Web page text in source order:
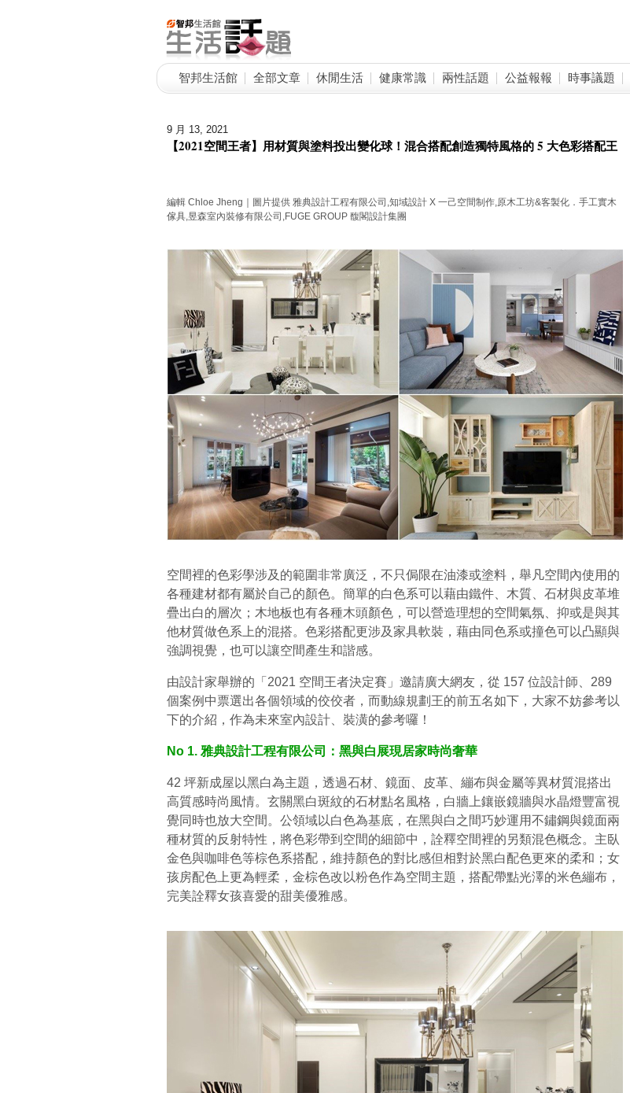
智邦生活館 全部文章 休閒生活 健康常識 兩性話題 公益報報 時事議題
9 月 13, 2021
【2021空間王者】用材質與塗料投出變化球！混合搭配創造獨特風格的 5 大色彩搭配王
編輯 Chloe Jheng｜圖片提供 雅典設計工程有限公司,知域設計 X 一己空間制作,原木工坊&客製化．手工實木
傢具,昱森室內裝修有限公司,FUGE GROUP 馥閣設計集團
空間裡的色彩學涉及的範圍非常廣泛，不只侷限在油漆或塗料，舉凡空間內使用的
各種建材都有屬於自己的顏色。簡單的白色系可以藉由鐵件、木質、石材與皮革堆
疊出白的層次；木地板也有各種木頭顏色，可以營造理想的空間氣氛、抑或是與其
他材質做色系上的混搭。色彩搭配更涉及家具軟裝，藉由同色系或撞色可以凸顯與
強調視覺，也可以讓空間產生和諧感。
由設計家舉辦的「2021 空間王者決定賽」邀請廣大網友，從 157 位設計師、289
個案例中票選出各個領域的佼佼者，而動線規劃王的前五名如下，大家不妨參考以
下的介紹，作為未來室內設計、裝潢的參考囉！
No 1. 雅典設計工程有限公司：黑與白展現居家時尚奢華
42 坪新成屋以黑白為主題，透過石材、鏡面、皮革、繃布與金屬等異材質混搭出
高質感時尚風情。玄關黑白斑紋的石材點名風格，白牆上鑲嵌鏡牆與水晶燈豐富視
覺同時也放大空間。公領域以白色為基底，在黑與白之間巧妙運用不鏽鋼與鏡面兩
種材質的反射特性，將色彩帶到空間的細節中，詮釋空間裡的另類混色概念。主臥
金色與咖啡色等棕色系搭配，維持顏色的對比感但相對於黑白配色更來的柔和；女
孩房配色上更為輕柔，金棕色改以粉色作為空間主題，搭配帶點光澤的米色繃布，
完美詮釋女孩喜愛的甜美優雅感。